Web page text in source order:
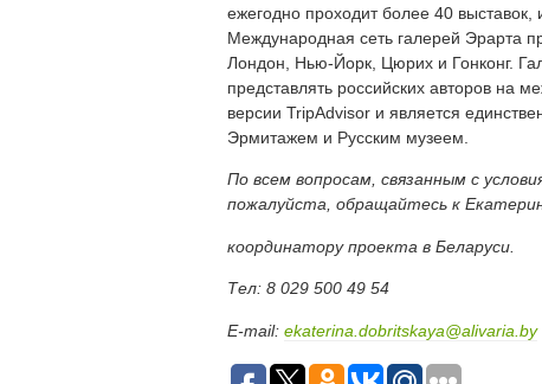
ежегодно проходит более 40
Международная сеть галерей Эрарта
Лондон, Нью-Йорк, Цюрих и Гонконг.
представлять российских авторов на
версии TripAdvisor и является
Эрмитажем и Русским музеем.
По всем вопросам, связанным с
пожалуйста, обращайтесь к
координатору проекта в Беларуси.
Тел: 8 029 500 49 54
E-mail: ekaterina.dobritskaya@alivaria.by